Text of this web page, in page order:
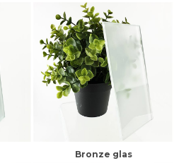
Bronze glas